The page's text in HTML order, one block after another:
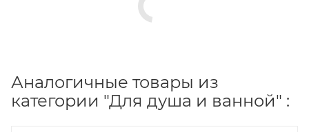
Аналогичные товары из
категории "Для душа и ванной" :